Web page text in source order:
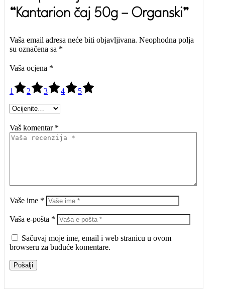
“Kantarion čaj 50g – Organski”
Vaša email adresa neće biti objavljivana. Neophodna polja
su označena sa *
Vaša ocjena *
1 2 3 4 5
Vaš komentar *
Vaše ime *
Vaša e-pošta *
Sačuvaj moje ime, email i web stranicu u ovom
browseru za buduće komentare.
Pošalji